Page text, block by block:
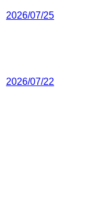
2026/07/25
2026/07/22